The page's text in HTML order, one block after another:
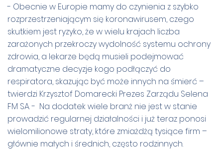
- Obecnie w Europie mamy do czynienia z szybko
rozprzestrzeniającym się koronawirusem, czego
skutkiem jest ryzyko, że w wielu krajach liczba
zarażonych przekroczy wydolność systemu ochrony
zdrowia, a lekarze będą musieli podejmować
dramatyczne decyzje kogo podłączyć do
respiratora, skazując być może innych na śmierć –
twierdzi Krzysztof Domarecki Prezes Zarządu Selena
FM SA. - Na dodatek wiele branż nie jest w stanie
prowadzić regularnej działalności i już teraz ponosi
wielomilionowe straty, które zmiażdżą tysiące firm –
głównie małych i średnich, często rodzinnych.